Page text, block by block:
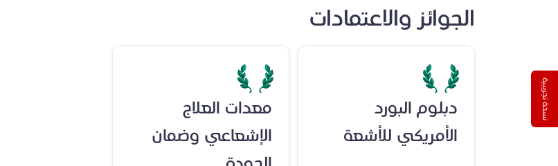
الجوائز والاعتمادات
دبلوم البورد
الأمريكي للأشعة
معدات العلاج
الإشعاعي وضمان
نسخة تجريبية